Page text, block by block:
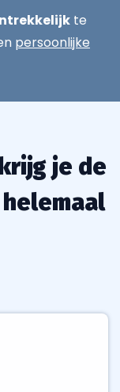
te
persoonlijke
je de